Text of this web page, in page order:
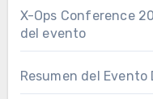
X-Ops Conference
del evento
Resumen del Evento